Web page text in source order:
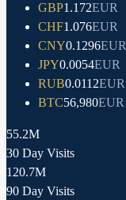
GBP1.172EUR
CHF1.076EUR
CNY0.1296EUR
JPY0.0054EUR
RUB0.0112EUR
BTC56,980EUR
55.2M
30 Day Visits
120.7M
90 Day Visits